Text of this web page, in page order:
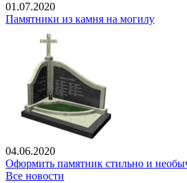
01.07.2020
Памятники из камня на могилу
04.06.2020
Оформить памятник стильно и
Все новости